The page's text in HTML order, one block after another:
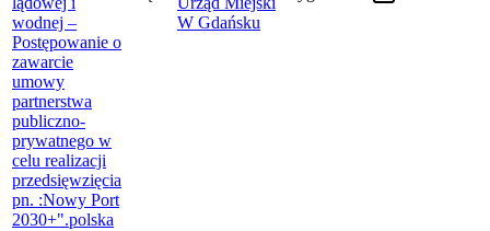
wodnej –
Postępowanie o
zawarcie
umowy
partnerstwa
publiczno-
prywatnego w
celu realizacji
przedsięwzięcia
pn. :Nowy Port
2030+".polska
W Gdańsku